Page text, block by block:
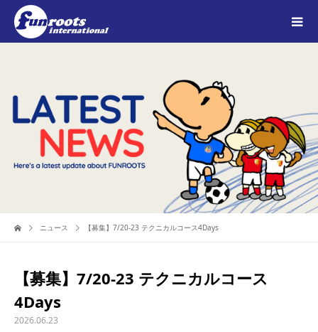
ニュース 【募集】7/20-23 テクニカルコース4Days
【募集】7/20-23 テクニカルコース
4Days
2026.06.23